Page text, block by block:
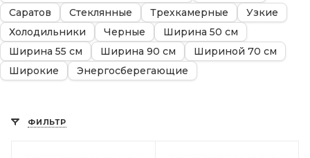
Саратов
Стеклянные Трехкамерные
Узкие
Холодильники
Черные
Ширина 50 см
Ширина 55 см
Ширина 90 см
Шириной 70 см
Широкие
Энергосберегающие
ФИЛЬТР